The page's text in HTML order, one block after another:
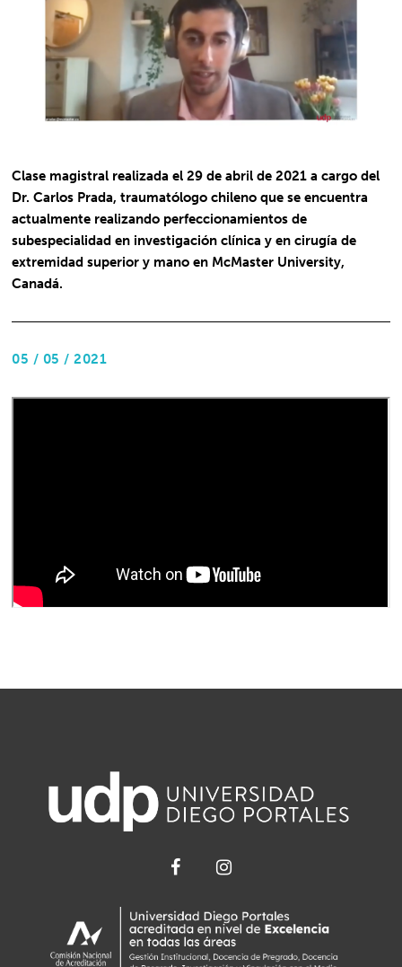
Clase magistral realizada el 29 de abril de 2021 a cargo del
Dr. Carlos Prada, traumatólogo chileno que se encuentra
actualmente realizando perfeccionamientos de
subespecialidad en investigación clínica y en cirugía de
extremidad superior y mano en McMaster University,
Canadá.
05 / 05 / 2021